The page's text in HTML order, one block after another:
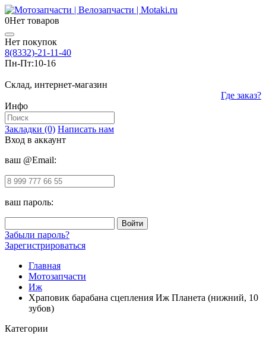
0Нет товаров
Нет покупок
8(8332)-21-11-40
Пн-Пт:10-16
Склад, интернет-магазин
Где заказ?
Инфо
Закладки (0) Написать нам
Вход в аккаунт
ваш @Email:
ваш пароль:
Забыли пароль?
Зарегистрироваться
Главная
Мотозапчасти
Иж
Храповик барабана сцепления Иж Планета (нижний, 10
зубов)
Категории